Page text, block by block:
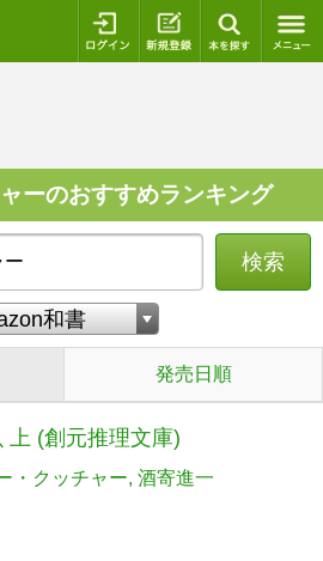
ログイン 新規登録
ーのおすすめランキング
検索
発売日順
上 (創元推理文庫)
・クッチャー 酒寄進一